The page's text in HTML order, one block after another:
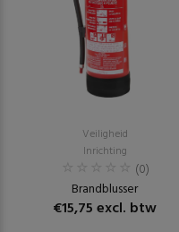
Veiligheid
Inrichting
(0)
Brandblusser
€15,75 excl. btw